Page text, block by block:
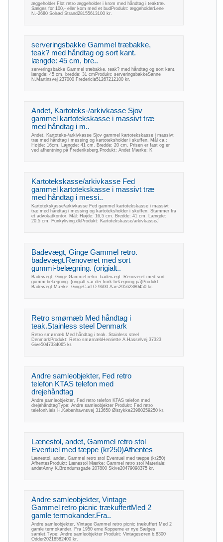
æggeholder Flot retro æggeholder i krom med håndtag i teaktræ.
Sælges for 100,- eller kom med et budProdukt: æggeholderLene
N.-2680 Solrød Strand28155613100 kr.
serveringsbakke Gammel træbakke,
teak? med håndtag og sort kant.
længde: 45 cm, bre..
serveringsbakke Gammel træbakke, teak? med håndtag og sort kant.
længde: 45 cm, bredde: 31 cmProdukt: serveringsbakkeSanne
N.Martinsvej 237000 Fredericia51267212100 kr.
Andet, Kartoteks-/arkivkasse Sjov
gammel kartotekskasse i massivt træ
med håndtag i m..
Andet, Kartoteks-/arkivkasse Sjov gammel kartotekskasse i massivt
træ med håndtag i messing og kartoteksholder i skuffen. Mål ca.:
Højde: 16cm. Længde: 41 cm. Bredde: 20 cm. Prisen er fast og er
ved afhentning på Frederiksberg.Produkt: Andet Mærke: K
Kartotekskasse/arkivkasse Fed
gammel kartotekskasse i massivt træ
med håndtag i messi..
Kartotekskasse/arkivkasse Fed gammel kartotekskasse i massivt
træ med håndtag i messing og kartoteksholder i skuffen. Stammer fra
et advokatkontor. Mål: Højde: 16,5 cm. Bredde: 41 cm. Længde:
20,5 cm. Funkyliving.dkProdukt: Kartotekskasse/arkivkasseJ
Badevægt, Ginge Gammel retro.
badevægt.Renoveret med sort
gummi-belægning. (origialt..
Badevægt, Ginge Gammel retro. badevægt. Renoveret med sort
gummi-belægning. (origialt var der kork-belægning på)Produkt:
Badevægt Mærke: GingeCarl O.9600 Aars20562380450 kr.
Retro smørnæb Med håndtag i
teak.Stainless steel Denmark
Retro smørnæb Med håndtag i teak. Stainless steel
DenmarkProdukt: Retro smørnæbHenriette A.Hasselvej 37323
Give5047334065 kr.
Andre samleobjekter, Fed retro
telefon KTAS telefon med
drejehåndtag
Andre samleobjekter, Fed retro telefon KTAS telefon med
drejehåndtagType: Andre samleobjekter Produkt: Fed retro
telefonNiels H.Københavnsvej 313650 Ølstykke23980259250 kr.
Lænestol, andet, Gammel retro stol
Eventuel med tæppe (kr250)Afhentes
Lænestol, andet, Gammel retro stol Eventuel med tæppe (kr250)
AfhentesProdukt: Lænestol Mærke: Gammel retro stol Materiale:
andetAnny K.Brøndumsgade 207800 Skive20479098375 kr.
Andre samleobjekter, Vintage
Gammel retro picnic trækuffertMed 2
gamle termokander.Fra..
Andre samleobjekter, Vintage Gammel retro picnic trækuffert Med 2
gamle termokander. Fra 1950 erne Kopperne er nye Sælges
samlet.Type: Andre samleobjekter Produkt: Vintagesøren b.8300
Odder20218582400 kr.